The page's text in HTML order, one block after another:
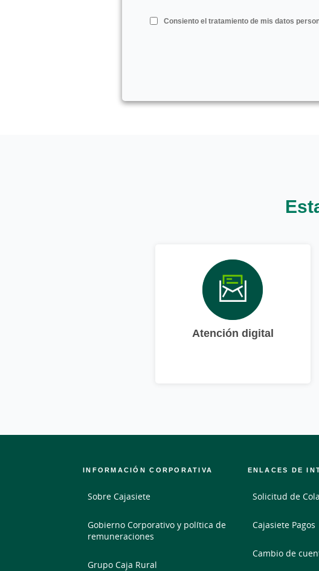
Consiento el tratamiento de mis datos
Atención digital
INFORMACIÓN CORPORATIVA
Sobre Cajasiete
Gobierno Corporativo y política de
remuneraciones
Grupo Caja Rural
ENLACES DE
Solicitud de
Cajasiete Pagos
Cambio de